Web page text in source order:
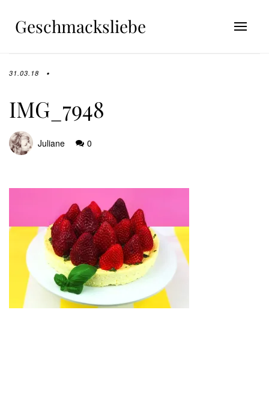
Geschmacksliebe
31.03.18
IMG_7948
Juliane 0